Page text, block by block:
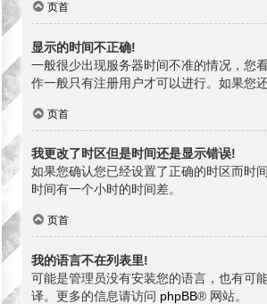
页首
显示的时间不正确!
一般很少出现服务器时间不准的情况，您
作一般只有注册用户才可以进行。如果您
页首
我更改了时区但是时间还是显示错误!
如果您确认您已经设置了正确的时区而时
时间有一个小时的时间差。
页首
我的语言不在列表里!
可能是管理员没有安装您的语言，也有可
译。更多的信息请访问 phpBB® 网站。